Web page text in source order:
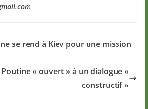
se rend à Kiev pour une mission
« ouvert » à un dialogue «
constructif »